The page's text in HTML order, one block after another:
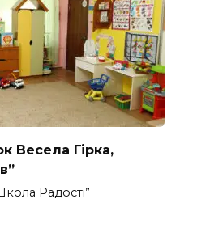
Весела Гірка,
Радості”